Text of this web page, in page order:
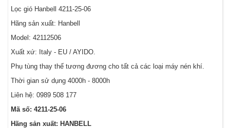
Lọc gió Hanbell 4211-25-06
Hãng sản xuất: Hanbell
Model: 42112506
Xuất xứ: Italy - EU / AYIDO.
Phụ tùng thay thế tương đương cho tất cả các loại máy nén khí.
Thời gian sử dụng 4000h - 8000h
Liên hệ: 0989 508 177
Mã số: 4211-25-06
Hãng sản xuất: HANBELL